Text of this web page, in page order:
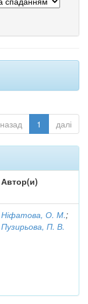
назад 1 далі
Автор(и)
Ніфатова, О. М.;
Пузирьова, П. В.